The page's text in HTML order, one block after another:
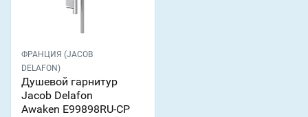
ФРАНЦИЯ (JACOB
DELAFON)
Душевой гарнитур
Jacob Delafon
Awaken E99898RU-CP